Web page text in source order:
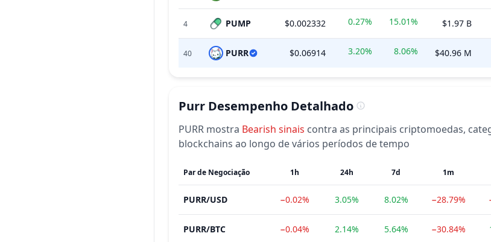
4 PUMP $0.002332 0.27% 15.01% $1.97 B
40 PURR $0.06914 3.20% 8.06% $40.96 M
Purr Desempenho Detalhado
PURR mostra Bearish sinais contra as principais criptomoedas,
blockchains ao longo de vários períodos de tempo
Par de Negociação 1h 24h 7d 1m
PURR/USD −0.02% 3.05% 8.02% −28.79%
PURR/BTC −0.04% 2.14% 5.64% −30.84%